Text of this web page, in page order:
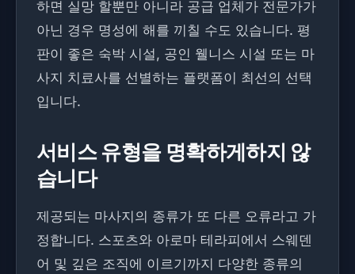
하면 실망 할뿐만 아니라 공급 업체가 전문가가
아닌 경우 명성에 해를 끼칠 수도 있습니다. 평
판이 좋은 숙박 시설, 공인 웰니스 시설 또는 마
사지 치료사를 선별하는 플랫폼이 최선의 선택
입니다.
서비스 유형을 명확하게하지 않
습니다
제공되는 마사지의 종류가 또 다른 오류라고 가
정합니다. 스포츠와 아로마 테라피에서 스웨덴
어 및 깊은 조직에 이르기까지 다양한 종류의